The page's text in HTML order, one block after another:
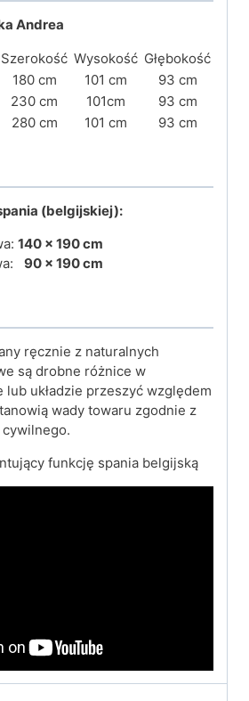
Andrea
Szerokość Wysokość Głębokość
180 cm 101 cm
93 cm
230 cm 101cm
93 cm
280 cm 101 cm 93 cm
(belgijskiej):
140 × 190 cm
90 × 190 cm
ręcznie z naturalnych
są drobne różnice w
układzie przeszyć względem
wady towaru zgodnie z
funkcję spania belgijską